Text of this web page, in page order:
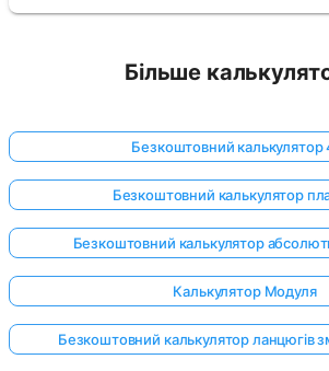
Більше
Безкоштовний калькулятор
Безкоштовний калькулятор
Безкоштовний калькулятор
Калькулятор Модуля
Безкоштовний калькулятор ланцюгів